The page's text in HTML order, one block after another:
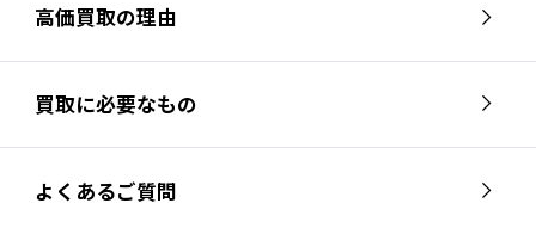
高価買取の理由
買取に必要なもの
よくあるご質問